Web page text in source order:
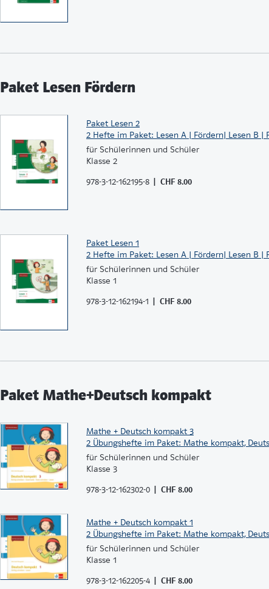
Paket Lesen Fördern
Paket Lesen 2
2 Hefte im Paket: Lesen A | Fördern| Lesen B |
für Schülerinnen und Schüler
Klasse 2
978-3-12-162195-8
CHF 8.00
Paket Lesen 1
2 Hefte im Paket: Lesen A | Fördern| Lesen B |
für Schülerinnen und Schüler
Klasse 1
978-3-12-162194-1
CHF 8.00
Paket Mathe+Deutsch kompakt
Mathe + Deutsch kompakt 3
2 Übungshefte im Paket: Mathe kompakt,
für Schülerinnen und Schüler
Klasse 3
978-3-12-162302-0
CHF 8.00
Mathe + Deutsch kompakt 1
2 Übungshefte im Paket: Mathe kompakt,
für Schülerinnen und Schüler
Klasse 1
978-3-12-162205-4
CHF 8.00